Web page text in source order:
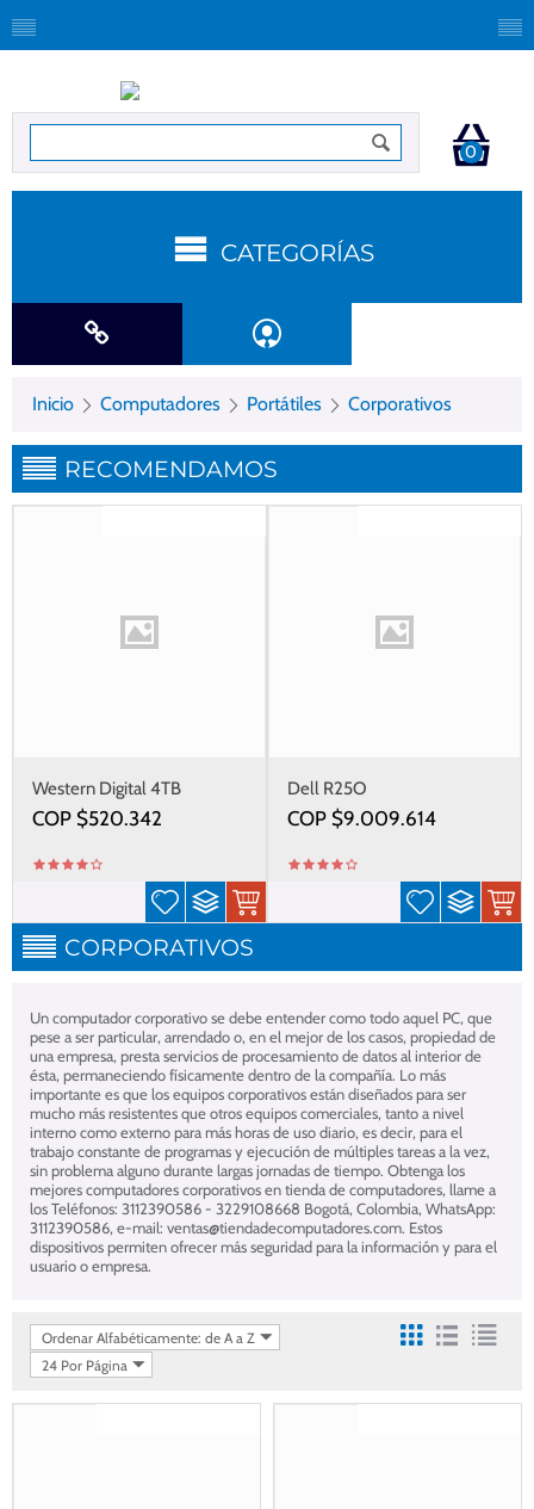
0
CATEGORÍAS
Inicio Computadores Portátiles Corporativos
RECOMENDAMOS
Western Digital 4TB
COP $520.342
Dell R25O
COP $9.009.614
CORPORATIVOS
Un computador corporativo se debe entender como todo aquel PC, que
pese a ser particular, arrendado o, en el mejor de los casos, propiedad de
una empresa, presta servicios de procesamiento de datos al interior de
ésta, permaneciendo físicamente dentro de la compañía. Lo más
importante es que los equipos corporativos están diseñados para ser
mucho más resistentes que otros equipos comerciales, tanto a nivel
interno como externo para más horas de uso diario, es decir, para el
trabajo constante de programas y ejecución de múltiples tareas a la vez,
sin problema alguno durante largas jornadas de tiempo. Obtenga los
mejores computadores corporativos en tienda de computadores, llame a
los Teléfonos: 3112390586 - 3229108668 Bogotá, Colombia, WhatsApp:
3112390586, e-mail: ventas@tiendadecomputadores.com. Estos
dispositivos permiten ofrecer más seguridad para la información y para el
usuario o empresa.
Ordenar Alfabéticamente: de A a Z
24 Por Página